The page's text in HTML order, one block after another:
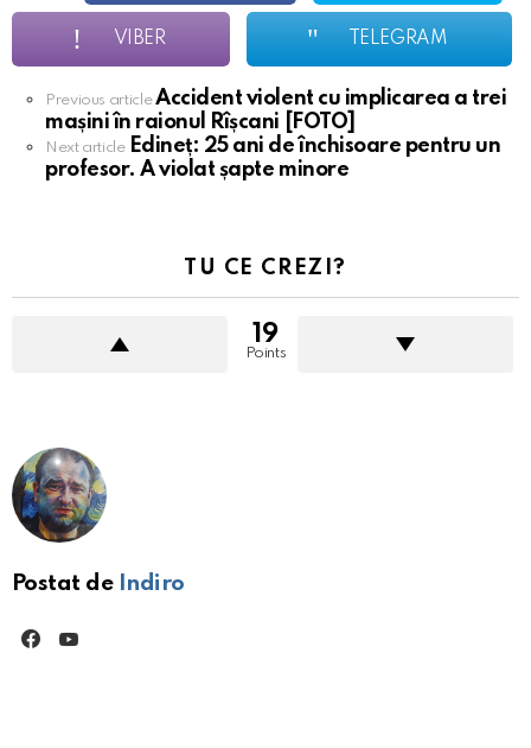
VIBER TELEGRAM
See
more
Previous article Accident violent cu implicarea a trei
mașini în raionul Rîșcani [FOTO]
Next article Edineț: 25 ani de închisoare pentru un
profesor. A violat șapte minore
TU CE CREZI?
19
Points
Postat de Indiro